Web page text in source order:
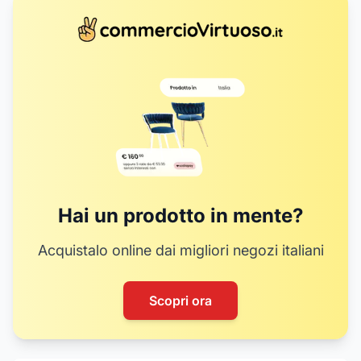
Hai un prodotto in mente?
Acquistalo online dai migliori negozi italiani
Scopri ora